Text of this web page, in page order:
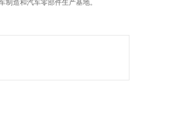
造和汽车零部件生产基地。